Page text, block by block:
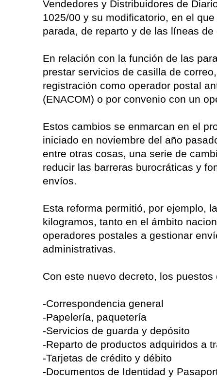
Vendedores y Distribuidores de
1025/00 y su modificatorio, en el
parada, de reparto y de las líneas
En relación con la función de las
prestar servicios de casilla de
registración como operador postal
(ENACOM) o por convenio con un
Estos cambios se enmarcan en el
iniciado en noviembre del año
entre otras cosas, una serie de
reducir las barreras burocráticas y
envíos.
Esta reforma permitió, por ejemplo,
kilogramos, tanto en el ámbito
operadores postales a gestionar
administrativas.
Con este nuevo decreto, los
-Correspondencia general
-Papelería, paquetería
-Servicios de guarda y depósito
-Reparto de productos adquiridos a
-Tarjetas de crédito y débito
-Documentos de Identidad y